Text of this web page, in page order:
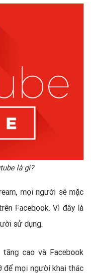
là gì?
mọi người sẽ mặc
Facebook. Vì đây là
sử dụng.
cao và Facebook
để mọi người khai thác